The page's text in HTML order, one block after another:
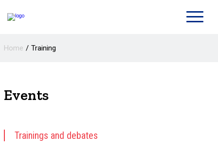
Home Training
Events
Trainings and debates